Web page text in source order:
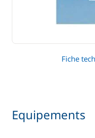
Fiche
Equipements